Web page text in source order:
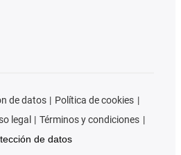
de datos
Política de cookies
legal
Términos y condiciones
de datos